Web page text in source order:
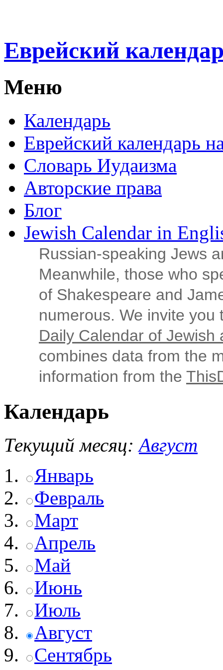
Еврейский
Меню
Календарь
Еврейский календарь
Словарь Иудаизма
Авторские права
Блог
Jewish Calendar in
Russian‑speaking Jews
Meanwhile, those who
of Shakespeare and
numerous. We invite
Daily Calendar of Jewish
combines data from the
information from the
Календарь
Текущий месяц: Август
Январь
Февраль
Март
Апрель
Май
Июнь
Июль
Август
Сентябрь